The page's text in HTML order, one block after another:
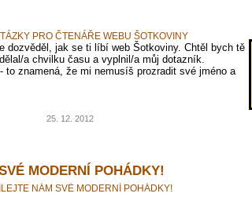
PRO ČTENÁŘE WEBU ŠOTKOVINY
dozvěděl, jak se ti líbí web Šotkoviny. Chtěl bych tě
a chvilku času a vyplnil/a můj dotazník.
to znamená, že mi nemusíš prozradit své jméno a
25. 12. 2012
MODERNÍ POHÁDKY!
NÁM SVÉ MODERNÍ POHÁDKY!